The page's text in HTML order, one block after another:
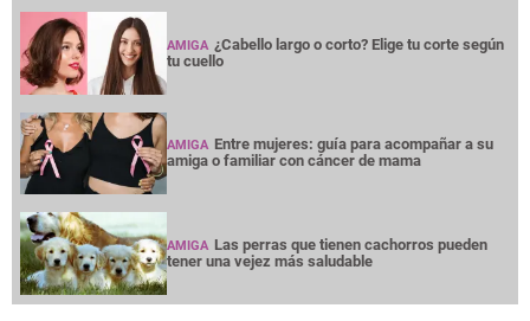
AMIGA ¿Cabello largo o corto? Elige tu corte según
tu cuello
AMIGA Entre mujeres: guía para acompañar a su
amiga o familiar con cáncer de mama
AMIGA Las perras que tienen cachorros pueden
tener una vejez más saludable